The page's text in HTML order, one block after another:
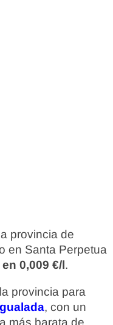
provincia de
en Santa Perpetua
0,009 €/l.
provincia para
, con un
más barata de